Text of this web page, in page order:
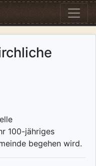
100-jähriges
begehen wird.